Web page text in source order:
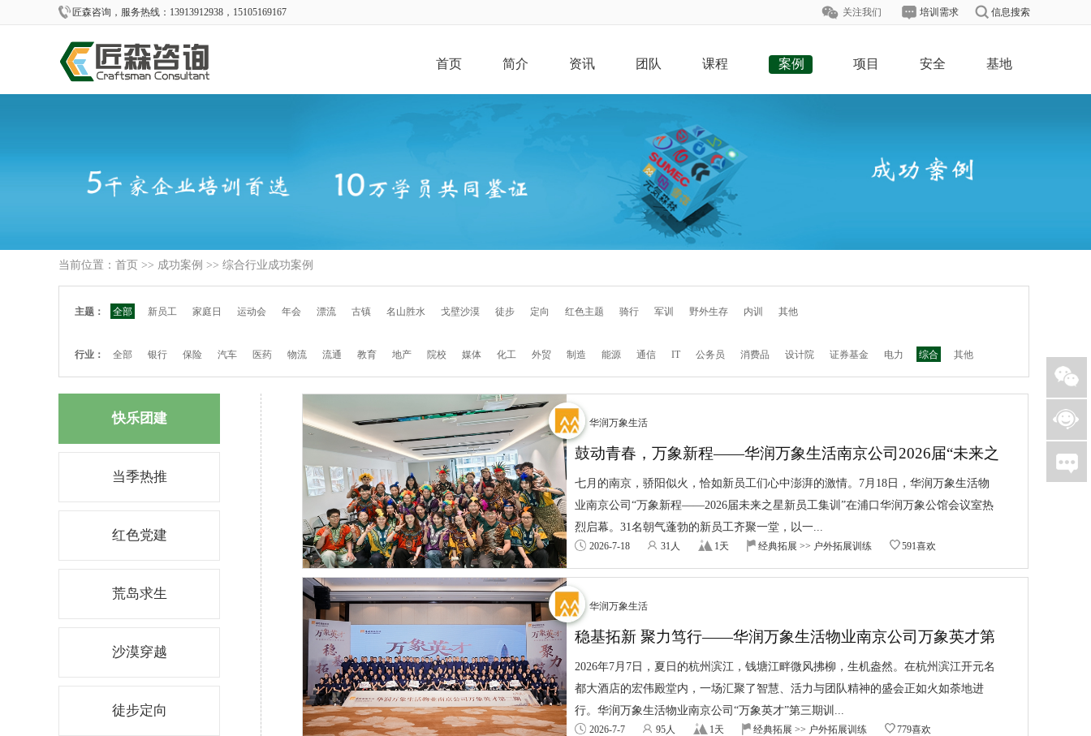
匠森咨询，服务热线：13913912938，15105169167 关注我们 培训需求 信息搜索
首页 简介 资讯 团队 课程 案例 项目 安全 基地
当前位置： 首页 >> 成功案例 >> 综合行业成功案例
主题： 全部 新员工 家庭日 运动会 年会 漂流 古镇 名山胜水 戈壁沙漠 徒步 定向 红色主题 骑行 军训 野外生存 内训 其他
行业： 全部 银行 保险 汽车 医药 物流 流通 教育 地产 院校 媒体 化工 外贸 制造 能源 通信 IT 公务员 消费品 设计院 证券基金 电力 综合 其他
快乐团建
当季热推
红色党建
荒岛求生
沙漠穿越
徒步定向
华润万象生活
鼓动青春，万象新程——华润万象生活南京公司2026届“未来之
星”集训圆满收官
七月的南京，骄阳似火，恰如新员工们心中澎湃的激情。7月18日，华润万象生活物
业南京公司“万象新程——2026届未来之星新员工集训”在浦口华润万象公馆会议室热
烈启幕。31名朝气蓬勃的新员工齐聚一堂，以一...
2026-7-18 31人 1天 经典拓展 >> 户外拓展训练 591喜欢
华润万象生活
稳基拓新 聚力笃行——华润万象生活物业南京公司万象英才第
三期圆满结束
2026年7月7日，夏日的杭州滨江，钱塘江畔微风拂柳，生机盎然。在杭州滨江开元名
都大酒店的宏伟殿堂内，一场汇聚了智慧、活力与团队精神的盛会正如火如荼地进
行。华润万象生活物业南京公司“万象英才”第三期训...
2026-7-7 95人 1天 经典拓展 >> 户外拓展训练 779喜欢